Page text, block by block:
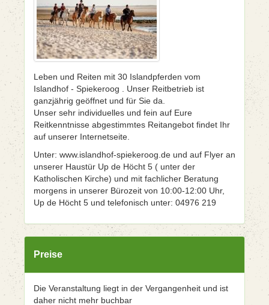
Leben und Reiten mit 30 Islandpferden vom
Islandhof - Spiekeroog . Unser Reitbetrieb ist
ganzjährig geöffnet und für Sie da.
Unser sehr individuelles und fein auf Eure
Reitkenntnisse abgestimmtes Reitangebot findet Ihr
auf unserer Internetseite.
Unter: www.islandhof-spiekeroog.de und auf Flyer an
unserer Haustür Up de Höcht 5 ( unter der
Katholischen Kirche) und mit fachlicher Beratung
morgens in unserer Bürozeit von 10:00-12:00 Uhr,
Up de Höcht 5 und telefonisch unter: 04976 219
Preise
Die Veranstaltung liegt in der Vergangenheit und ist
daher nicht mehr buchbar